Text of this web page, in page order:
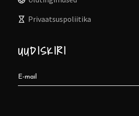
Privaatsuspoliitika
UUDISKIRI